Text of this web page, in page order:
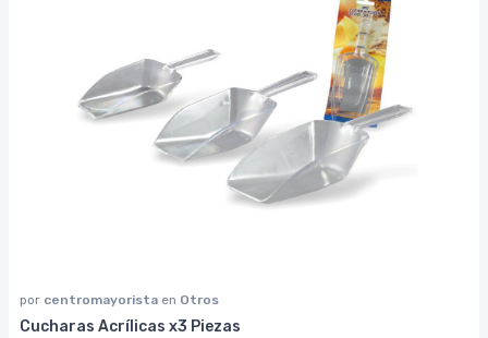
por centromayorista en Otros
Cucharas Acrílicas x3 Piezas